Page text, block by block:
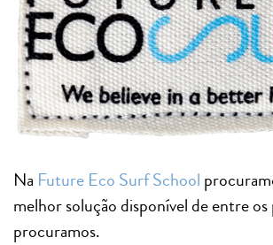
Na Future Eco Surf School
melhor solução disponível de entre
procuramos.